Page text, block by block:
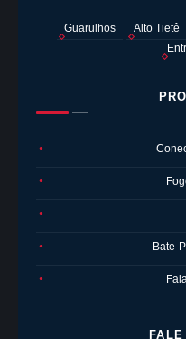
Guarulhos Alto Tietê
●
●
●
● Bate-
●
FALE